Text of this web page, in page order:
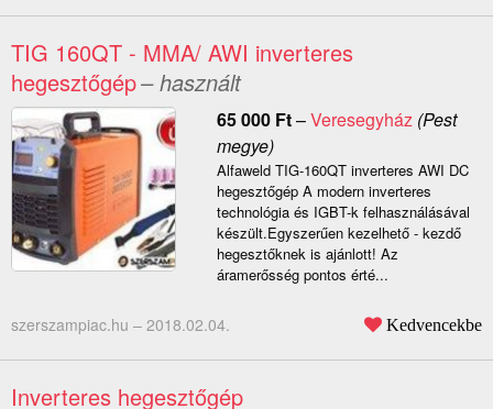
TIG 160QT - MMA/ AWI inverteres
hegesztőgép– használt
65 000 Ft–Veresegyház(Pest
megye)
Alfaweld TIG-160QT inverteres AWI DC
hegesztőgép A modern inverteres
technológia és IGBT-k felhasználásával
készült.Egyszerűen kezelhető - kezdő
hegesztőknek is ajánlott! Az
áramerősség pontos érté...
szerszampiac.hu – 2018.02.04. Kedvencekbe
Inverteres hegesztőgép